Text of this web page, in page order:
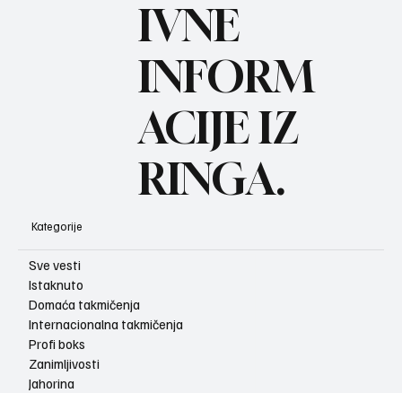
IVNE
INFORM
ACIJE IZ
RINGA.
Kategorije
Sve vesti
Istaknuto
Domaća takmičenja
Internacionalna takmičenja
Profi boks
Zanimljivosti
Jahorina